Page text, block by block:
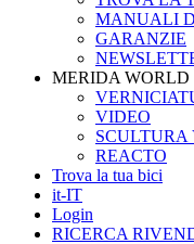
MANUALI
GARANZIE
MERIDA WORLD
VIDEO
SCULTURA
REACTO
Trova la tua bici
it-IT
Login
RICERCA